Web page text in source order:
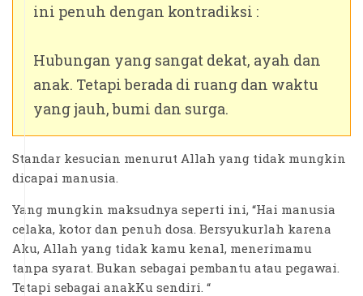
ini penuh dengan kontradiksi :
Hubungan yang sangat dekat, ayah dan
anak. Tetapi berada di ruang dan waktu
yang jauh, bumi dan surga.
Standar kesucian menurut Allah yang tidak mungkin
dicapai manusia.
Yang mungkin maksudnya seperti ini, “Hai manusia
celaka, kotor dan penuh dosa. Bersyukurlah karena
Aku, Allah yang tidak kamu kenal, menerimamu
tanpa syarat. Bukan sebagai pembantu atau pegawai.
Tetapi sebagai anakKu sendiri. “